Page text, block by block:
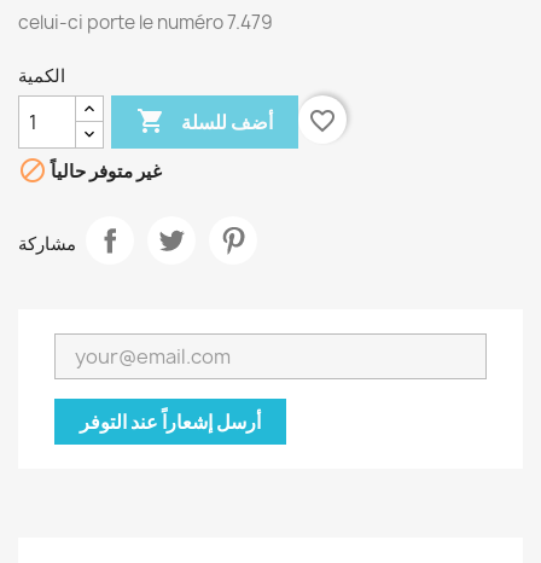
celui-ci porte le numéro 7.479
الكمية
 أضف للسلة
favorite_border
 غير متوفر حالياً
مشاركة
أرسل إشعاراً عند التوفر